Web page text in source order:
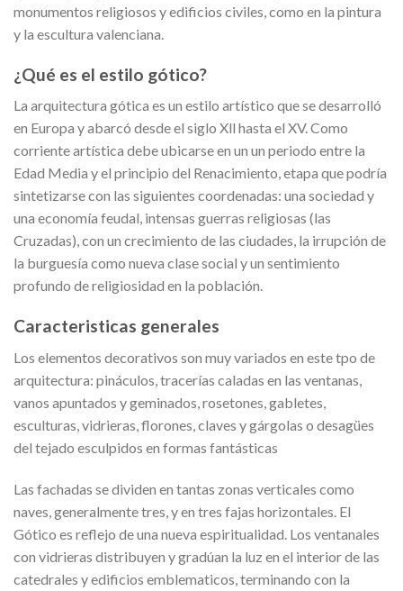
monumentos religiosos y edificios civiles, como en la pintura
y la escultura valenciana.
¿Qué es el estilo gótico?
La arquitectura gótica es un estilo artístico que se desarrolló
en Europa y abarcó desde el siglo Xll hasta el XV. Como
corriente artística debe ubicarse en un un periodo entre la
Edad Media y el principio del Renacimiento, etapa que podría
sintetizarse con las siguientes coordenadas: una sociedad y
una economía feudal, intensas guerras religiosas (las
Cruzadas), con un crecimiento de las ciudades, la irrupción de
la burguesía como nueva clase social y un sentimiento
profundo de religiosidad en la población.
Caracteristicas generales
Los elementos decorativos son muy variados en este tpo de
arquitectura: pináculos, tracerías caladas en las ventanas,
vanos apuntados y geminados, rosetones, gabletes,
esculturas, vidrieras, florones, claves y gárgolas o desagües
del tejado esculpidos en formas fantásticas
Las fachadas se dividen en tantas zonas verticales como
naves, generalmente tres, y en tres fajas horizontales. El
Gótico es reflejo de una nueva espiritualidad. Los ventanales
con vidrieras distribuyen y gradúan la luz en el interior de las
catedrales y edificios emblematicos, terminando con la